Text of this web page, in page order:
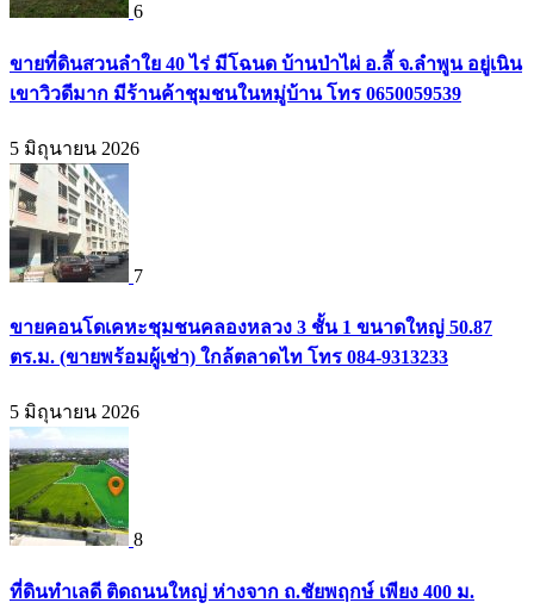
6
ขายที่ดินสวนลำใย 40 ไร่ มีโฉนด บ้านป่าไผ่ อ.ลี้ จ.ลำพูน อยู่เนิน
เขาวิวดีมาก มีร้านค้าชุมชนในหมู่บ้าน โทร 0650059539
5 มิถุนายน 2026
7
ขายคอนโดเคหะชุมชนคลองหลวง 3 ชั้น 1 ขนาดใหญ่ 50.87
ตร.ม. (ขายพร้อมผู้เช่า) ใกล้ตลาดไท โทร 084-9313233
5 มิถุนายน 2026
8
ที่ดินทำเลดี ติดถนนใหญ่ ห่างจาก ถ.ชัยพฤกษ์ เพียง 400 ม.